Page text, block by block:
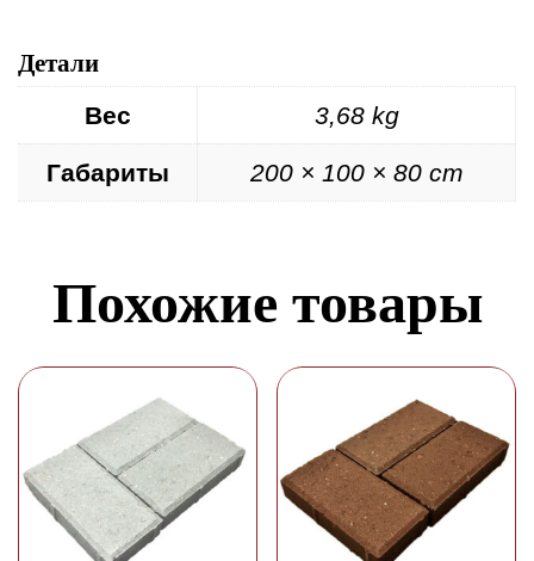
Детали
Вес 3,68 kg
Габариты 200 × 100 × 80 cm
Похожие товары